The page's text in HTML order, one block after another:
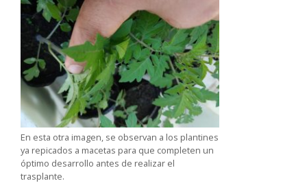
En esta otra imagen, se observan a los plantines
ya repicados a macetas para que completen un
óptimo desarrollo antes de realizar el
trasplante.